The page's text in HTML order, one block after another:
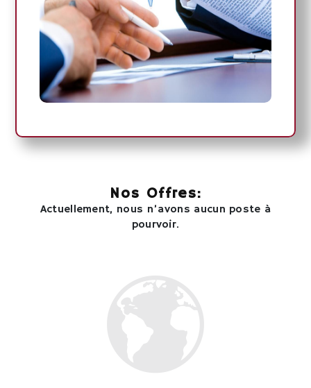
Nos Offres:
Actuellement, nous n’avons aucun poste à
pourvoir.